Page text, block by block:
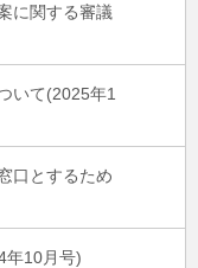
に関する審議
いて(2025年1
口とするため
年10月号)